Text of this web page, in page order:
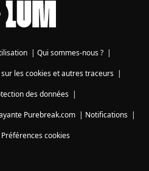
Qui sommes-nous ?
les cookies et autres traceurs|
des données|
Purebreak.com
Notifications
Préférences cookies